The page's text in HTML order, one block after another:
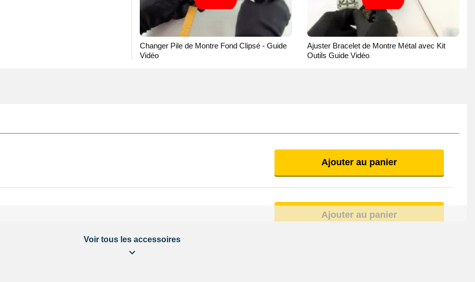
Changer Pile de Montre Fond Clipsé - Guide
Vidéo
Ajuster Bracelet de Montre Métal avec Kit
Outils Guide Vidéo
Ajouter au panier
Ajouter au panier
Voir tous les accessoires